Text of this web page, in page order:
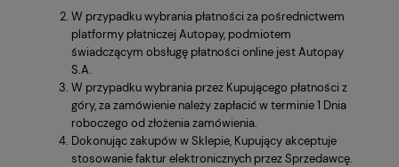
W przypadku wybrania płatności za pośrednictwem
platformy płatniczej Autopay, podmiotem
świadczącym obsługę płatności online jest Autopay
S.A.
W przypadku wybrania przez Kupującego płatności z
góry, za zamówienie należy zapłacić w terminie 1 Dnia
roboczego od złożenia zamówienia.
Dokonując zakupów w Sklepie, Kupujący akceptuje
stosowanie faktur elektronicznych przez Sprzedawcę.